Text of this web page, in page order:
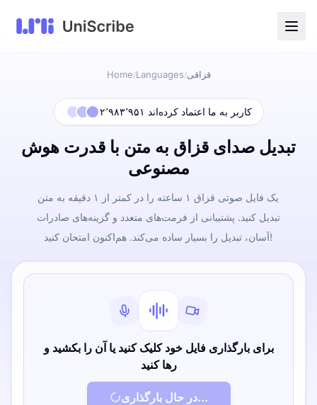
Home/Languages/قزاقی
۲٬۹۸۳٬۹۵۱ کاربر به ما اعتماد کرده‌اند
تبدیل صدای قزاق به متن با قدرت هوش
مصنوعی
یک فایل صوتی قزاق ۱ ساعته را در کمتر از ۱ دقیقه به متن
تبدیل کنید. پشتیبانی از فرمت‌های متعدد و گزینه‌های صادرات
آسان، تبدیل را بسیار ساده می‌کند. هم‌اکنون امتحان کنید!
برای بارگذاری فایل خود کلیک کنید یا آن را بکشید و
رها کنید
در حال بارگذاری...